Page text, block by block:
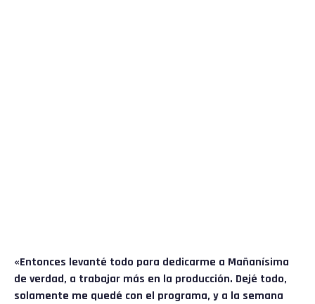
«Entonces levanté todo para dedicarme a Mañanísima
de verdad, a trabajar más en la producción. Dejé todo,
solamente me quedé con el programa, y a la semana